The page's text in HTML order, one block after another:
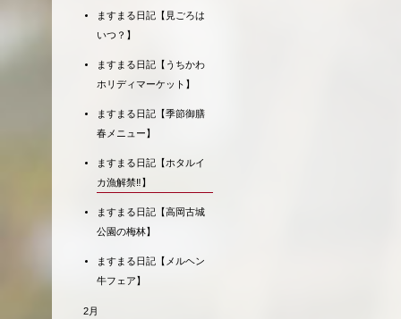
ますまる日記【見ごろは
いつ？】
ますまる日記【うちかわ
ホリディマーケット】
ますまる日記【季節御膳
春メニュー】
ますまる日記【ホタルイ
カ漁解禁‼】
ますまる日記【高岡古城
公園の梅林】
ますまる日記【メルヘン
牛フェア】
2月